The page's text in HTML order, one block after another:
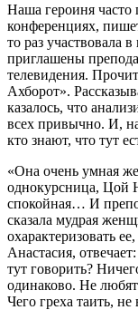
Наша героиня часто
конференциях,
то раз участвовала
приглашены
телевидения.
Ахборот».
казалось, что
всех привычно. И,
кто знают, что тут
«Она очень умная
однокурсница, Цой
спокойная… И
сказала мудрая
охарактеризовать
Анастасия,
тут говорить?
одинаково. Не
Чего греха таить,